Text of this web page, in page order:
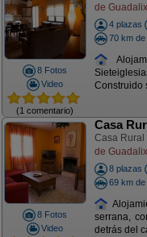
8 Fotos
Video
(1 comentario)
de
4 plazas
70 km de
Construido
8 Fotos
Video
Casa
Casa Rural
de
8 plazas
69 km de
serrana,
detrás del